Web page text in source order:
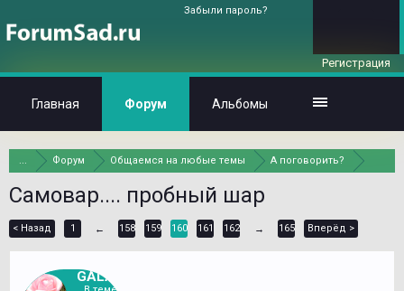
... Форум Общаемся на любые темы А поговорить?
Самовар.... пробный шар
< Назад 1 ← 158 159 160 161 162 → 165 Вперёд >
GALAS
Забыли пароль?
Регистрация
Главная Форум Альбомы